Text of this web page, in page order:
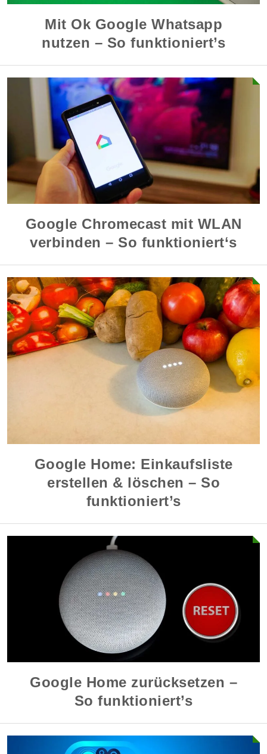
Mit Ok Google Whatsapp
nutzen – So funktioniert’s
Google Chromecast mit WLAN
verbinden – So funktioniert‘s
Google Home: Einkaufsliste
erstellen & löschen – So
funktioniert’s
Google Home zurücksetzen –
So funktioniert’s